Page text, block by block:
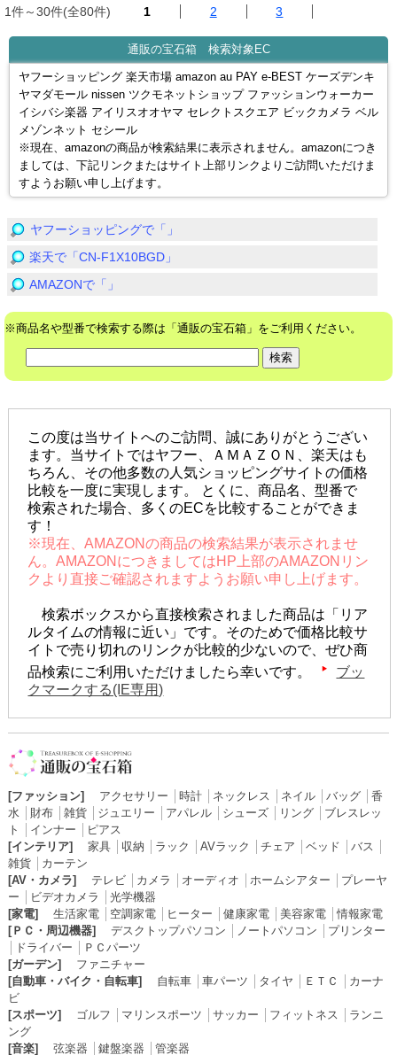
1件～30件(全80件) 1 2 3
通販の宝石箱 検索対象EC
ヤフーショッピング 楽天市場 amazon au PAY e-BEST ケーズデンキ
ヤマダモール nissen ツクモネットショップ ファッションウォーカー
イシバシ楽器 アイリスオオヤマ セレクトスクエア ビックカメラ ベル
メゾンネット セシール
※現在、amazonの商品が検索結果に表示されません。amazonにつき
ましては、下記リンクまたはサイト上部リンクよりご訪問いただけま
すようお願い申し上げます。
ヤフーショッピングで「」
楽天で「CN-F1X10BGD」
AMAZONで「」
※商品名や型番で検索する際は「通販の宝石箱」をご利用ください。
この度は当サイトへのご訪問、誠にありがとうござい
ます。当サイトではヤフー、ＡＭＡＺＯＮ、楽天はも
ちろん、その他多数の人気ショッピングサイトの価格
比較を一度に実現します。 とくに、商品名、型番で
検索された場合、多くのECを比較することができま
す！
※現在、AMAZONの商品の検索結果が表示されませ
ん。AMAZONにつきましてはHP上部のAMAZONリン
クより直接ご確認されますようお願い申し上げます。
検索ボックスから直接検索されました商品は「リア
ルタイムの情報に近い」です。そのためで価格比較サ
イトで売り切れのリンクが比較的少ないので、ぜひ商
品検索にご利用いただけましたら幸いです。
ブッ
クマークする(IE専用)
[ファッション] アクセサリー 時計│ ネックレス ネイル│ バッグ│ 香
水
財布│ 雑貨│ ジュエリー アパレル│ シューズ│ リング│ ブレスレッ
ト
インナー
ピアス
[インテリア]
家具│ 収納 ラック AVラック チェア ベッド バス
雑貨│ カーテン
[AV・カメラ]
テレビ│ カメラ オーディオ ホームシアター
プレーヤ
ー
ビデオカメラ
光学機器
[家電]
生活家電│ 空調家電│ ヒーター 健康家電│ 美容家電│情報家電
[ＰＣ・周辺機器]
デスクトップパソコン ノートパソコン
プリンター
ドライバー
ＰＣパーツ
[ガーデン]
ファニチャー
[自動車・バイク・自転車]
自転車│ 車パーツ タイヤ ＥＴＣ
カーナ
ビ
[スポーツ]
ゴルフ マリンスポーツ サッカー フィットネス
ランニ
ング
[音楽]
弦楽器 鍵盤楽器 管楽器